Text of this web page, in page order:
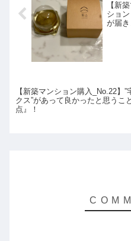
【新
ショ
が届き
【新築マンション購入_No.22】”
クス”があって良かったと思うこ
点』！